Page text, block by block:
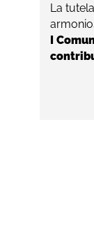
La
I